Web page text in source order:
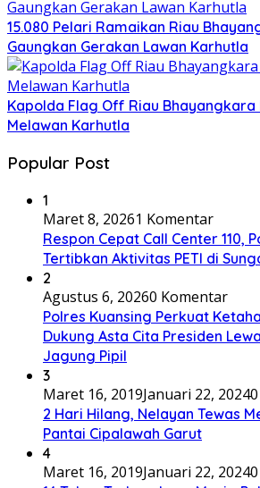
15.080 Pelari Ramaikan Riau
Gaungkan Gerakan Lawan Karhutla
Kapolda Flag Off Riau Bhayangkara
Melawan Karhutla
Popular Post
1
Maret 8, 20261 Komentar
Respon Cepat Call Center 110,
Tertibkan Aktivitas PETI di
2
Agustus 6, 20260 Komentar
Polres Kuansing Perkuat
Dukung Asta Cita Presiden
Jagung Pipil
3
Maret 16, 2019Januari 22, 2024
2 Hari Hilang, Nelayan Tewas
Pantai Cipalawah Garut
4
Maret 16, 2019Januari 22, 2024